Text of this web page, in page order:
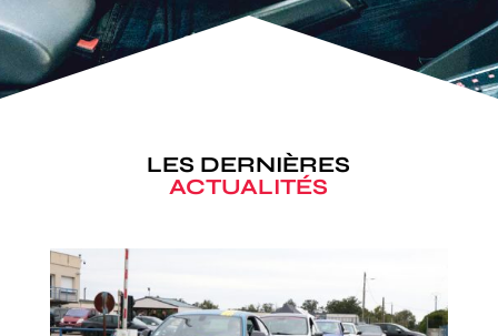
LES DERNIÈRES
ACTUALITÉS